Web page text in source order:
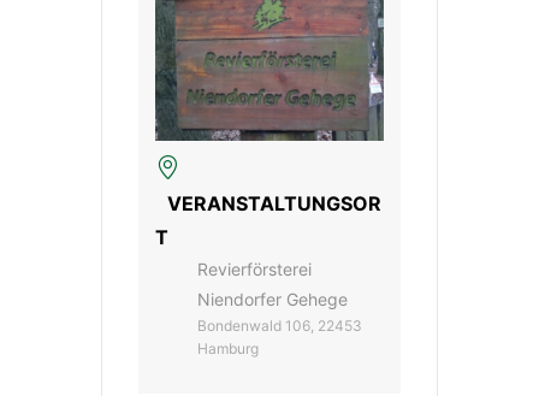
VERANSTALTUNGSOR
T
Revierförsterei
Niendorfer Gehege
Bondenwald 106, 22453
Hamburg